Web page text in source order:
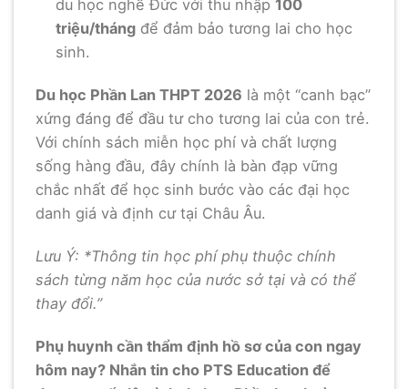
du học nghề Đức với thu nhập 100
triệu/thángđể đảm bảo tương lai cho học
sinh.
Du học Phần Lan THPT 2026 là một “canh bạc”
xứng đáng để đầu tư cho tương lai của con trẻ.
Với chính sách miễn học phí và chất lượng
sống hàng đầu, đây chính là bàn đạp vững
chắc nhất để học sinh bước vào các đại học
danh giá và định cư tại Châu Âu.
Lưu Ý: *Thông tin học phí phụ thuộc chính
sách từng năm học của nước sở tại và có thể
thay đổi.”
Phụ huynh cần thẩm định hồ sơ của con ngay
hôm nay? Nhắn tin cho PTS Education để